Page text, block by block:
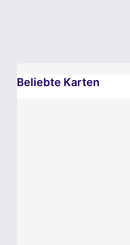
Beliebte Karten